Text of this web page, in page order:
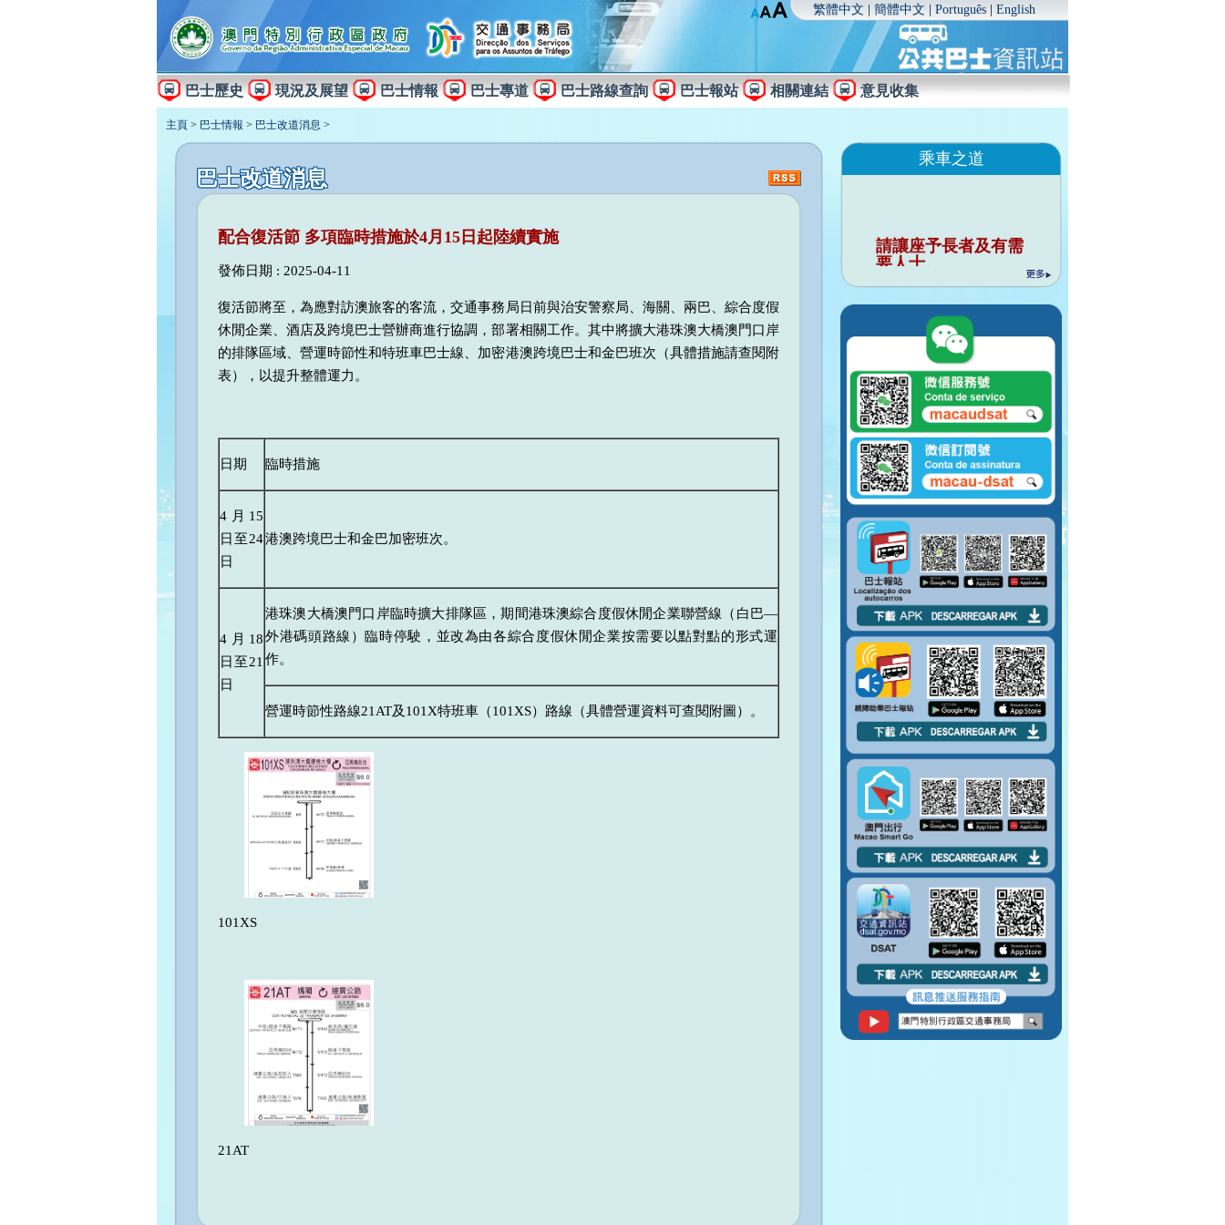
繁體中文 簡體中文 Português English
巴士歷史 現況及展望 巴士情報 巴士專道 巴士路線查詢 巴士報站 相關連結 意見收集
主頁 > 巴士情報 > 巴士改道消息 >
巴士改道消息
配合復活節 多項臨時措施於4月15日起陸續實施
發佈日期 : 2025-04-11
復活節將至，為應對訪澳旅客的客流，交通事務局日前與治安警察局、海關、兩巴、綜合度假
休閒企業、酒店及跨境巴士營辦商進行協調，部署相關工作。其中將擴大港珠澳大橋澳門口岸
的排隊區域、營運時節性和特班車巴士線、加密港澳跨境巴士和金巴班次（具體措施請查閱附
表），以提升整體運力。
日期 臨時措施
4月15
日至24
日
港澳跨境巴士和金巴加密班次。
4月18
日至21
日
港珠澳大橋澳門口岸臨時擴大排隊區，期間港珠澳綜合度假休閒企業聯營線（白巴—
外港碼頭路線）臨時停駛，並改為由各綜合度假休閒企業按需要以點對點的形式運
作。
營運時節性路線21AT及101X特班車（101XS）路線（具體營運資料可查閱附圖）。
101XS
21AT
乘車之道
請讓座予長者及有需
要人士。
請勿把個人物品佔用
行車時請緊握扶手。
請向將抵站巴士揚
手，示意登車。
請排隊上車。 請勿將
腳踏到對面座位上。
請先包裹好易碎物品
才上車。
嚴禁在車廂內吸煙。
請勿攜帶大型物件上
巴士。
上車後請盡量行入車
廂中間。
巴士未停穩，請勿上
落車。
請於指定車門上落
車。
請勿阻塞行人通道。
請勿將身體任何部分
伸出車窗外。
請勿在車廂內飲食。
請保持車廂清潔。
上落車之前記得留意
路面情況。